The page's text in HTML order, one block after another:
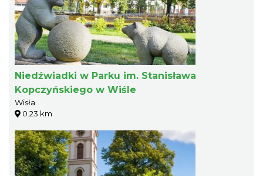
Niedźwiadki w Parku im. Stanisława
Kopczyńskiego w Wiśle
Wisła
0.23 km